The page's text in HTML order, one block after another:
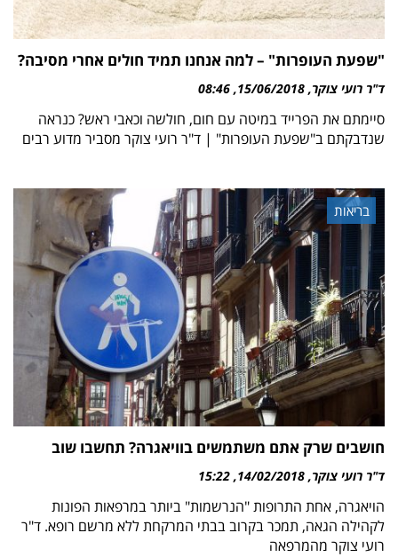
"שפעת העופרות" – למה אנחנו תמיד חולים אחרי מסיבה?
ד"ר רועי צוקר 15/06/2018
08:46
סיימתם את הפרייד במיטה עם חום, חולשה וכאבי ראש? כנראה
שנדבקתם ב"שפעת העופרות" | ד"ר רועי צוקר מסביר מדוע רבים
בריאות
חושבים שרק אתם משתמשים בוויאגרה? תחשבו שוב
ד"ר רועי צוקר 14/02/2018
15:22
הויאגרה, אחת התרופות "הנרשמות" ביותר במרפאות הפונות
לקהילה הגאה, תמכר בקרוב בבתי המרקחת ללא מרשם רופא. ד"ר
רועי צוקר מהמרפאה